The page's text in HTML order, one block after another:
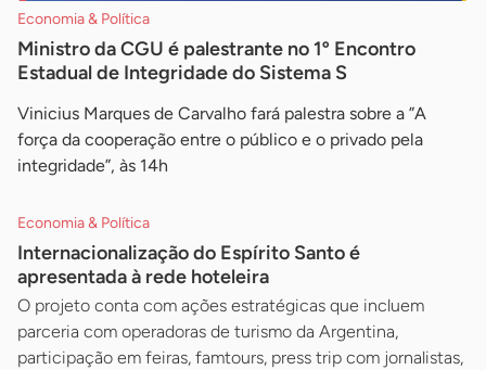
Economia & Política
Ministro da CGU é palestrante no 1º Encontro
Estadual de Integridade do Sistema S
Vinicius Marques de Carvalho fará palestra sobre a ”A
força da cooperação entre o público e o privado pela
integridade”, às 14h
Economia & Política
Internacionalização do Espírito Santo é
apresentada à rede hoteleira
O projeto conta com ações estratégicas que incluem
parceria com operadoras de turismo da Argentina,
participação em feiras, famtours, press trip com jornalistas,